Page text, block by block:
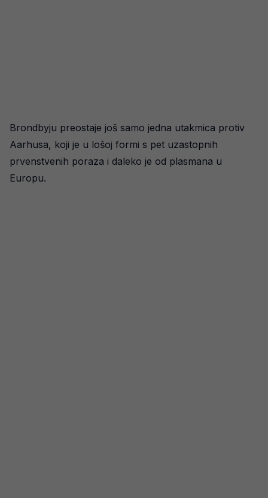
Brondbyju preostaje još samo jedna utakmica protiv
Aarhusa, koji je u lošoj formi s pet uzastopnih
prvenstvenih poraza i daleko je od plasmana u
Europu.